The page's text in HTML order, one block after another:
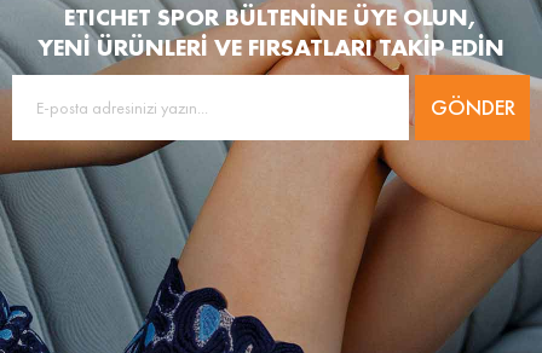
ETICHET SPOR BÜLTENİNE ÜYE OLUN,
YENİ ÜRÜNLERİ VE FIRSATLARI TAKİP EDİN
GÖNDER